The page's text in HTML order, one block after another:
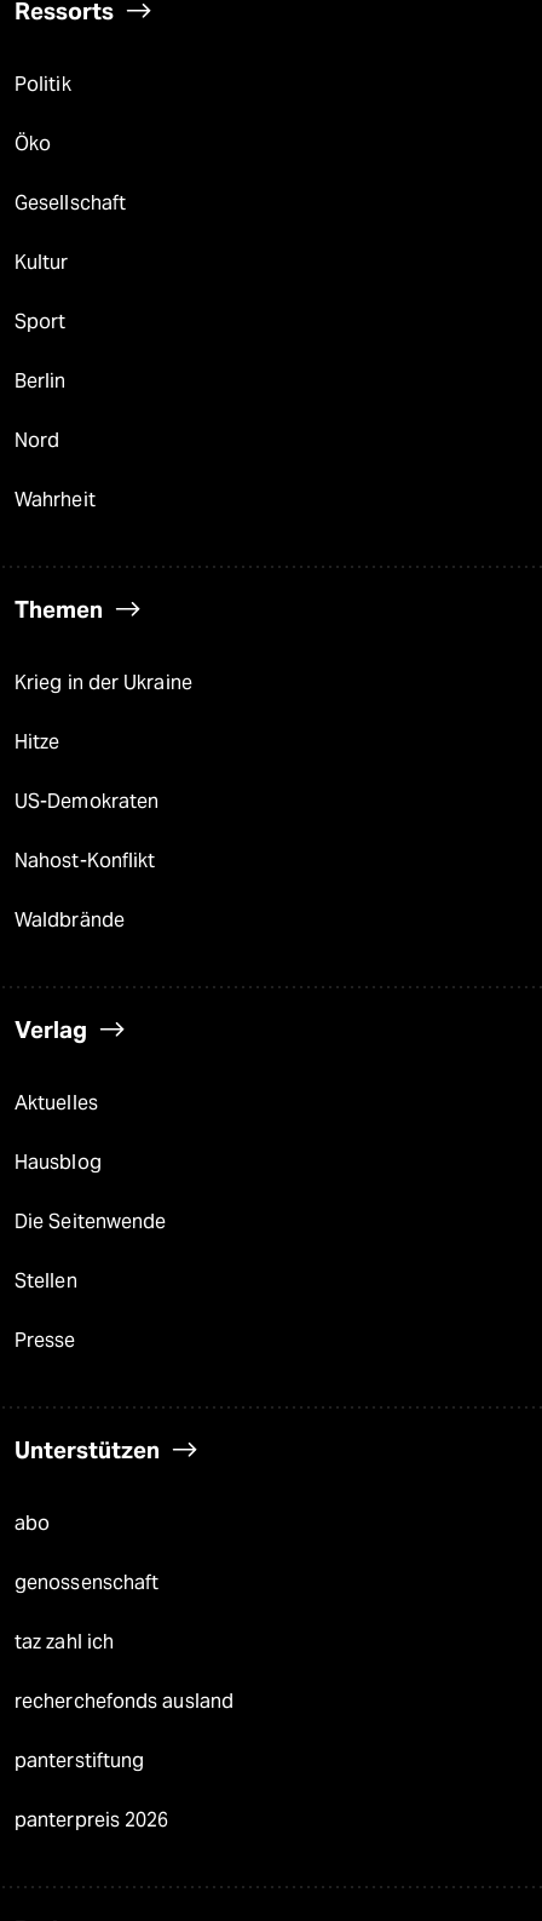
Ressorts
Politik
Öko
Gesellschaft
Kultur
Sport
Berlin
Nord
Wahrheit
Themen
Krieg in der Ukraine
Hitze
US-Demokraten
Nahost-Konflikt
Waldbrände
Verlag
Aktuelles
Hausblog
Die Seitenwende
Stellen
Presse
Unterstützen
abo
genossenschaft
taz zahl ich
recherchefonds ausland
panterstiftung
panterpreis 2026